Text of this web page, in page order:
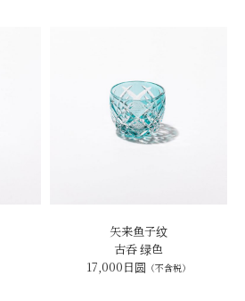
矢来鱼子纹
古呑 绿色
17,000日圆 （不含税）